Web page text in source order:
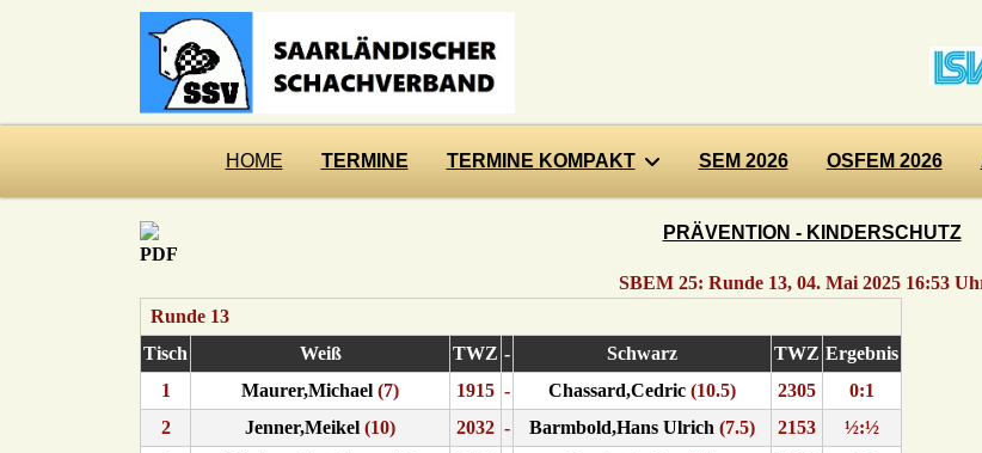
HOME TERMINE TERMINE KOMPAKT SEM 2026 OSFEM 2026
PRÄVENTION - KINDERSCHUTZ
SBEM 25: Runde 13, 04. Mai 2025 16:53
Runde 13
Tisch
Weiß TWZ - Schwarz TWZ Ergebnis
1
Maurer,Michael (7) 1915 - Chassard,Cedric (10.5) 2305
0:1
2
Jenner,Meikel (10) 2032 - Barmbold,Hans Ulrich (7.5) 2153
½:½